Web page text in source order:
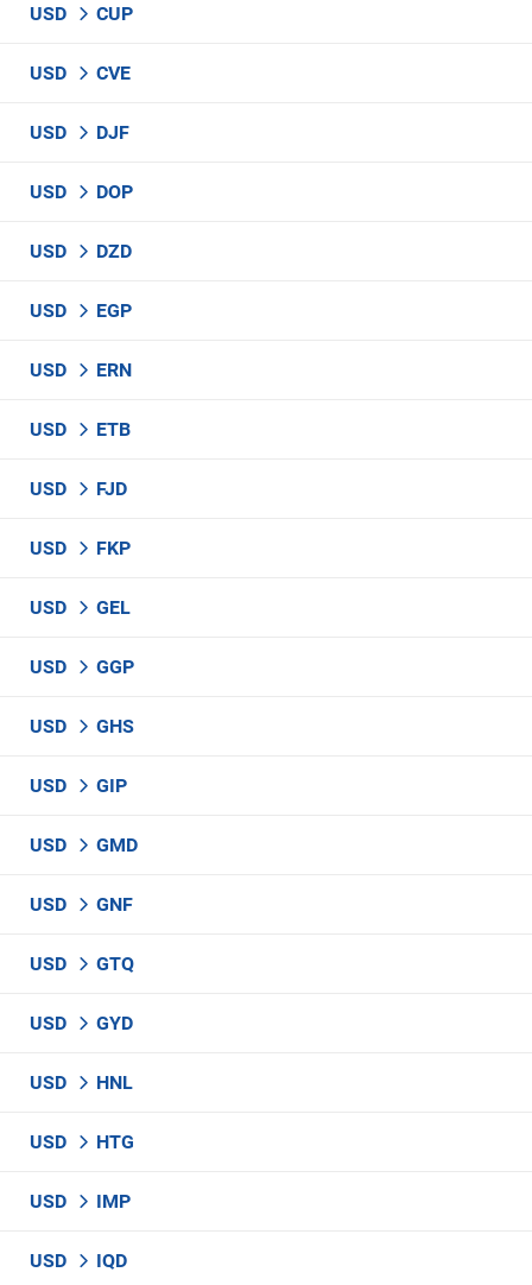
USD CUP
USD CVE
USD DJF
USD DOP
USD DZD
USD EGP
USD ERN
USD ETB
USD FJD
USD FKP
USD GEL
USD GGP
USD GHS
USD GIP
USD GMD
USD GNF
USD GTQ
USD GYD
USD HNL
USD HTG
USD IMP
USD IQD